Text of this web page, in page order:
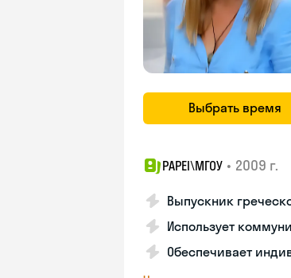
Выбрать время
PAPEI\MГОУ • 2009 г.
Выпускник
Использует
Обеспечивает